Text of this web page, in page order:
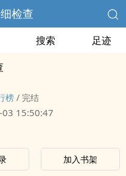
检查
搜索 足迹
榜 / 完结
15:50:47
加入书架